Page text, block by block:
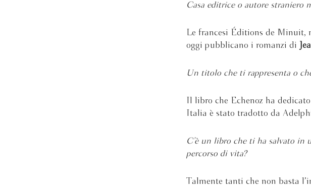
Casa editrice o autore straniero
Le francesi Éditions de Minuit,
oggi pubblicano i romanzi di
Un titolo che ti rappresenta o
Il libro che Echenoz ha
Italia è stato tradotto da
C’è un libro che ti ha salvato
percorso di vita?
Talmente tanti che non basta